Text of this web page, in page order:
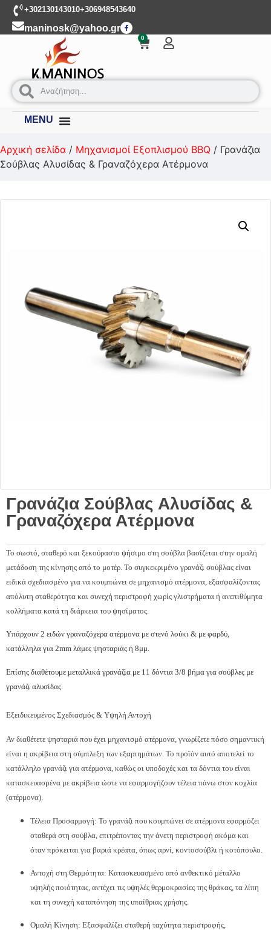
+302130143010+306948543640
maninosk@yahoo.gr
0
MENU
Αρχική σελίδα / Μηχανισμοί Εξοπλισμού BBQ / Γρανάζια
Σούβλας Αλυσίδας & Γραναζόχερα Ατέρμονα
Γρανάζια Σούβλας Αλυσίδας &
Γραναζόχερα Ατέρμονα
Το σωστό, σταθερό και ξεκούραστο ψήσιμο στη σούβλα βασίζεται στην ομαλή
μετάδοση της κίνησης από το μοτέρ. Το συγκεκριμένο γρανάζι σούβλας είναι
ειδικά σχεδιασμένο για να κουμπώνει σε μηχανισμό ατέρμονα, εξασφαλίζοντας
απόλυτη σταθερότητα και συνεχή περιστροφή χωρίς γλιστρήματα ή ανεπιθύμητα
κολλήματα κατά τη διάρκεια του ψησίματος.
Υπάρχουν 2 ειδών γραναζόχερα ατέρμονα με στενό λούκι & με φαρδύ,
κατάλληλα για 2mm λάμες ψησταριάς ή 8μμ.
Επίσης διαθέτουμε μεταλλικά γρανάζια με 11 δόντια 3/8 βήμα για σούβλες με
γρανάζι αλυσίδας.
Εξειδικευμένος Σχεδιασμός & Υψηλή Αντοχή
Αν διαθέτετε ψησταριά που έχει μηχανισμό ατέρμονα, γνωρίζετε πόσο σημαντική
είναι η ακρίβεια στη σύμπλεξη των εξαρτημάτων. Το προϊόν αυτό αποτελεί το
κατάλληλο γρανάζι για ατέρμονα, καθώς οι υποδοχές και τα δόντια του είναι
κατασκευασμένα με ακρίβεια ώστε να εφαρμογήζουν τέλεια πάνω στον κοχλία
(ατέρμονα).
Τέλεια Προσαρμογή: Το γρανάζι που κουμπώνει σε ατέρμονα εφαρμόζει
σταθερά στη σούβλα, επιτρέποντας την άνετη περιστροφή ακόμα και
όταν πρόκειται για βαριά κρέατα, όπως αρνί, κοντοσούβλι ή κοτόπουλο.
Αντοχή στη Θερμότητα: Κατασκευασμένο από ανθεκτικό μέταλλο
υψηλής ποιότητας, αντέχει τις υψηλές θερμοκρασίες της θράκας, τα λίπη
και τη συνεχή καταπόνηση της υπαίθριας χρήσης.
Ομαλή Κίνηση: Εξασφαλίζει σταθερή ταχύτητα περιστροφής,